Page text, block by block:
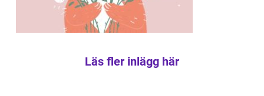
Läs fler inlägg här